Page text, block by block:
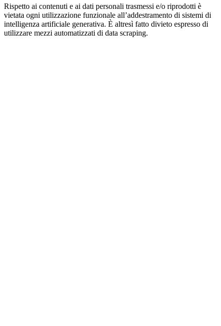
Rispetto ai contenuti e ai dati personali trasmessi e/o riprodotti è
vietata ogni utilizzazione funzionale all’addestramento di sistemi di
intelligenza artificiale generativa. È altresì fatto divieto espresso di
utilizzare mezzi automatizzati di data scraping.